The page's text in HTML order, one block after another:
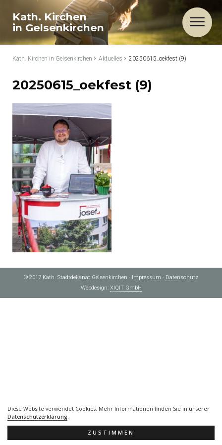
Diese Website verwendet Cookies. Mehr Informationen finden Sie in unserer
Datenschutzerklärung.
ZUSTIMMEN
Kath. Kirchen
in Gelsenkirchen
Kath. Kirchen in Gelsenkirchen Aktuelles 20250615_oekfest (9)
20250615_oekfest (9)
© 2017 Kath. Stadtdekanat Gelsenkirchen · Impressum · Datenschutz
Webdesign: XIQIT GmbH